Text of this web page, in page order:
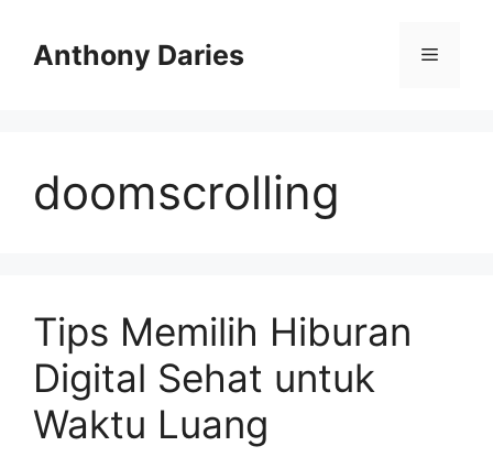
Anthony Daries Menu
doomscrolling
Tips Memilih Hiburan
Digital Sehat untuk
Waktu Luang